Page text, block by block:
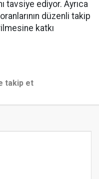
tavsiye ediyor. Ayrıca
düzenli takip
katkı
takip et